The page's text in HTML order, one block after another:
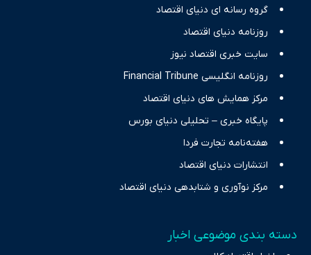
نیازهای خبری مخاطبان در حوزه‌های اثرگذار بر اقتصاد را با رویکردی
حرفه‌ای و روزآمد پوشش می‌دهیم.
گروه رسانه ای دنیای اقتصاد
روزنامه دنیای اقتصاد
سایت خبری اقتصاد نیوز
روزنامه انگلیسی Financial Tribune
مرکز همایش های دنیای اقتصاد
پایگاه خبری – تحلیلی دنیای بورس
هفته‌نامه تجارت فردا
انتشارات دنیای اقتصاد
مرکز نوآوری و شتابدهی دنیای اقتصاد
دسته بندی موضوعی اخبار